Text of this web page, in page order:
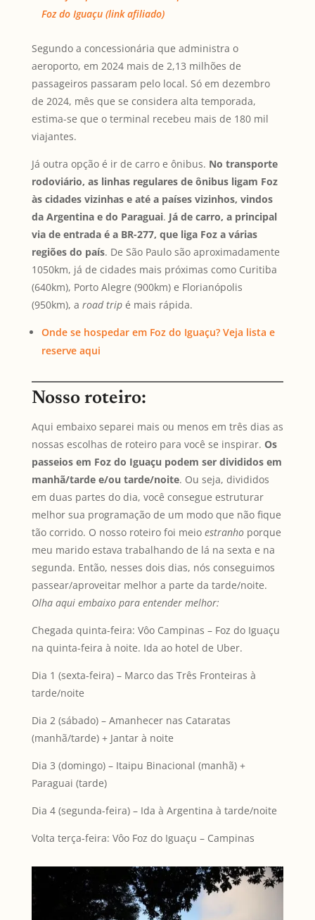
Foz do Iguaçu (link afiliado)
Segundo a concessionária que administra o
aeroporto, em 2024 mais de 2,13 milhões de
passageiros passaram pelo local. Só em dezembro
de 2024, mês que se considera alta temporada,
estima-se que o terminal recebeu mais de 180 mil
viajantes.
Já outra opção é ir de carro e ônibus. No transporte
rodoviário, as linhas regulares de ônibus ligam Foz
às cidades vizinhas e até a países vizinhos, vindos
da Argentina e do Paraguai. Já de carro, a principal
via de entrada é a BR-277, que liga Foz a várias
regiões do país. De São Paulo são aproximadamente
1050km, já de cidades mais próximas como Curitiba
(640km), Porto Alegre (900km) e Florianópolis
(950km), a road tripé mais rápida.
Onde se hospedar em Foz do Iguaçu? Veja lista e
reserve aqui
Nosso roteiro:
Aqui embaixo separei mais ou menos em três dias as
nossas escolhas de roteiro para você se inspirar. Os
passeios em Foz do Iguaçu podem ser divididos em
manhã/tarde e/ou tarde/noite. Ou seja, divididos
em duas partes do dia, você consegue estruturar
melhor sua programação de um modo que não fique
tão corrido. O nosso roteiro foi meio estranhoporque
meu marido estava trabalhando de lá na sexta e na
segunda. Então, nesses dois dias, nós conseguimos
passear/aproveitar melhor a parte da tarde/noite.
Olha aqui embaixo para entender melhor:
Chegada quinta-feira: Vôo Campinas – Foz do Iguaçu
na quinta-feira à noite. Ida ao hotel de Uber.
Dia 1 (sexta-feira) – Marco das Três Fronteiras à
tarde/noite
Dia 2 (sábado) – Amanhecer nas Cataratas
(manhã/tarde) + Jantar à noite
Dia 3 (domingo) – Itaipu Binacional (manhã) +
Paraguai (tarde)
Dia 4 (segunda-feira) – Ida à Argentina à tarde/noite
Volta terça-feira: Vôo Foz do Iguaçu – Campinas